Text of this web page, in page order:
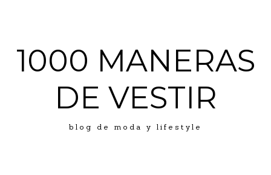
1000 MANERAS
DE VESTIR
blog de moda y lifestyle